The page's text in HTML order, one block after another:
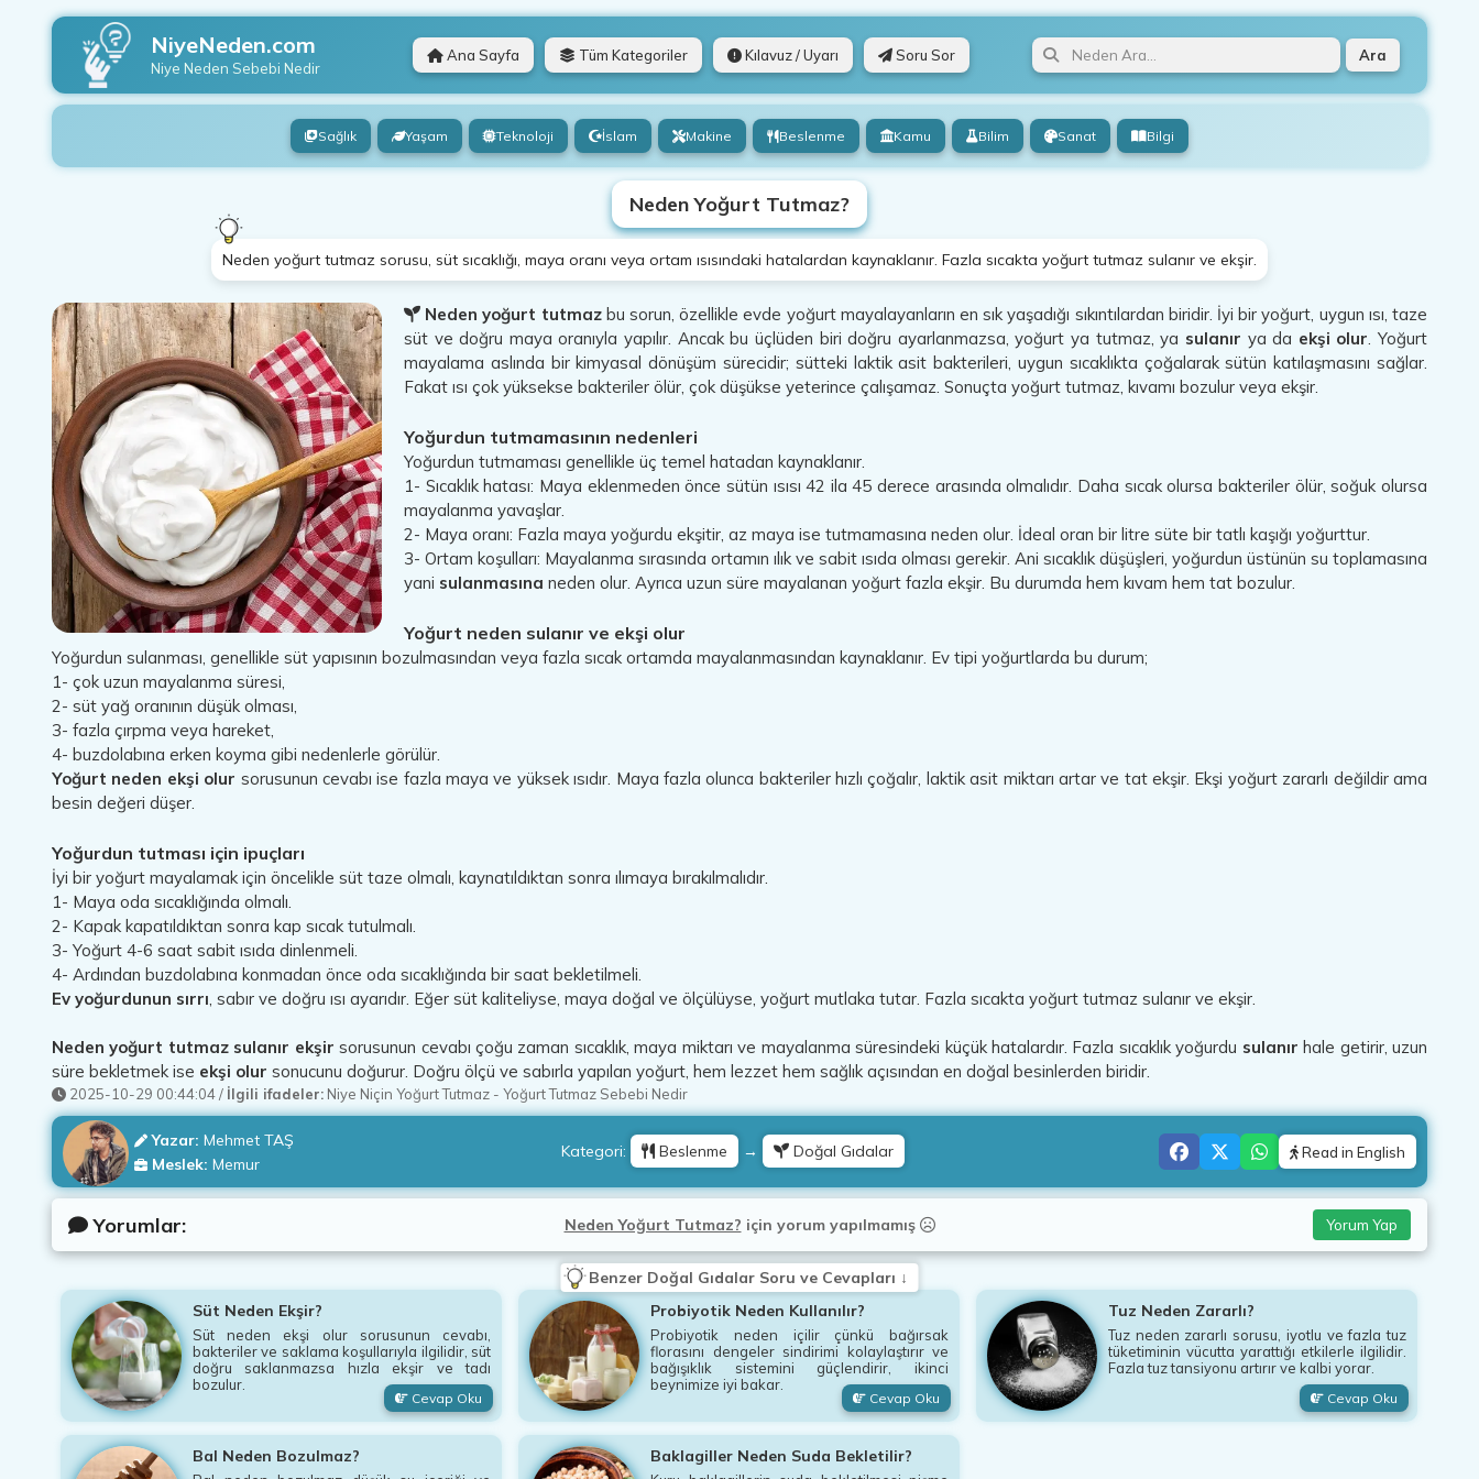
NiyeNeden.com
Niye Neden Sebebi Nedir
Ana Sayfa Tüm Kategoriler Kılavuz / Uyarı Soru Sor Ara
Sağlık Yaşam Teknoloji İslam Makine Beslenme Kamu Bilim Sanat Bilgi
Neden Yoğurt Tutmaz?
Neden yoğurt tutmaz sorusu, süt sıcaklığı, maya oranı veya ortam ısısındaki hatalardan kaynaklanır. Fazla sıcakta yoğurt tutmaz sulanır ve ekşir.
Neden yoğurt tutmazbu sorun, özellikle evde yoğurt mayalayanların en sık yaşadığı sıkıntılardan biridir. İyi bir yoğurt, uygun ısı, taze
süt ve doğru maya oranıyla yapılır. Ancak bu üçlüden biri doğru ayarlanmazsa, yoğurt ya tutmaz, ya sulanır ya da ekşi olur. Yoğurt
mayalama aslında bir kimyasal dönüşüm sürecidir; sütteki laktik asit bakterileri, uygun sıcaklıkta çoğalarak sütün katılaşmasını sağlar.
Fakat ısı çok yüksekse bakteriler ölür, çok düşükse yeterince çalışamaz. Sonuçta yoğurt tutmaz, kıvamı bozulur veya ekşir.
Yoğurdun tutmamasının nedenleri
Yoğurdun tutmaması genellikle üç temel hatadan kaynaklanır.
1- Sıcaklık hatası: Maya eklenmeden önce sütün ısısı 42 ila 45 derece arasında olmalıdır. Daha sıcak olursa bakteriler ölür, soğuk olursa
mayalanma yavaşlar.
2- Maya oranı: Fazla maya yoğurdu ekşitir, az maya ise tutmamasına neden olur. İdeal oran bir litre süte bir tatlı kaşığı yoğurttur.
3- Ortam koşulları: Mayalanma sırasında ortamın ılık ve sabit ısıda olması gerekir. Ani sıcaklık düşüşleri, yoğurdun üstünün su toplamasına
yani sulanmasına neden olur. Ayrıca uzun süre mayalanan yoğurt fazla ekşir. Bu durumda hem kıvam hem tat bozulur.
Yoğurt neden sulanır ve ekşi olur
Yoğurdun sulanması, genellikle süt yapısının bozulmasından veya fazla sıcak ortamda mayalanmasından kaynaklanır. Ev tipi yoğurtlarda bu durum;
1- çok uzun mayalanma süresi,
2- süt yağ oranının düşük olması,
3- fazla çırpma veya hareket,
4- buzdolabına erken koyma gibi nedenlerle görülür.
Yoğurt neden ekşi olur sorusunun cevabı ise fazla maya ve yüksek ısıdır. Maya fazla olunca bakteriler hızlı çoğalır, laktik asit miktarı artar ve tat ekşir. Ekşi yoğurt zararlı değildir ama
besin değeri düşer.
Yoğurdun tutması için ipuçları
İyi bir yoğurt mayalamak için öncelikle süt taze olmalı, kaynatıldıktan sonra ılımaya bırakılmalıdır.
1- Maya oda sıcaklığında olmalı.
2- Kapak kapatıldıktan sonra kap sıcak tutulmalı.
3- Yoğurt 4-6 saat sabit ısıda dinlenmeli.
4- Ardından buzdolabına konmadan önce oda sıcaklığında bir saat bekletilmeli.
Ev yoğurdunun sırrı, sabır ve doğru ısı ayarıdır. Eğer süt kaliteliyse, maya doğal ve ölçülüyse, yoğurt mutlaka tutar. Fazla sıcakta yoğurt tutmaz sulanır ve ekşir.
Neden yoğurt tutmaz sulanır ekşir sorusunun cevabı çoğu zaman sıcaklık, maya miktarı ve mayalanma süresindeki küçük hatalardır. Fazla sıcaklık yoğurdu sulanır hale getirir, uzun
süre bekletmek ise ekşi olur sonucunu doğurur. Doğru ölçü ve sabırla yapılan yoğurt, hem lezzet hem sağlık açısından en doğal besinlerden biridir.
2025-10-29 00:44:04/ İlgili ifadeler: Niye Niçin Yoğurt Tutmaz - Yoğurt Tutmaz Sebebi Nedir
Yazar: Mehmet TAŞ
Meslek: Memur
Kategori: Beslenme → Doğal Gıdalar Read in English
Yorumlar: Neden Yoğurt Tutmaz? için yorum yapılmamış Yorum Yap
Benzer Doğal Gıdalar Soru ve Cevapları ↓
Süt Neden Ekşir?
Süt neden ekşi olur sorusunun cevabı,
bakteriler ve saklama koşullarıyla ilgilidir, süt
doğru saklanmazsa hızla ekşir ve tadı
bozulur.
Cevap Oku
Probiyotik Neden Kullanılır?
Probiyotik neden içilir çünkü bağırsak
florasını dengeler sindirimi kolaylaştırır ve
bağışıklık sistemini güçlendirir, ikinci
beynimize iyi bakar.
Cevap Oku
Tuz Neden Zararlı?
Tuz neden zararlı sorusu, iyotlu ve fazla tuz
tüketiminin vücutta yarattığı etkilerle ilgilidir.
Fazla tuz tansiyonu artırır ve kalbi yorar.
Cevap Oku
Bal Neden Bozulmaz? Baklagiller Neden Suda Bekletilir?